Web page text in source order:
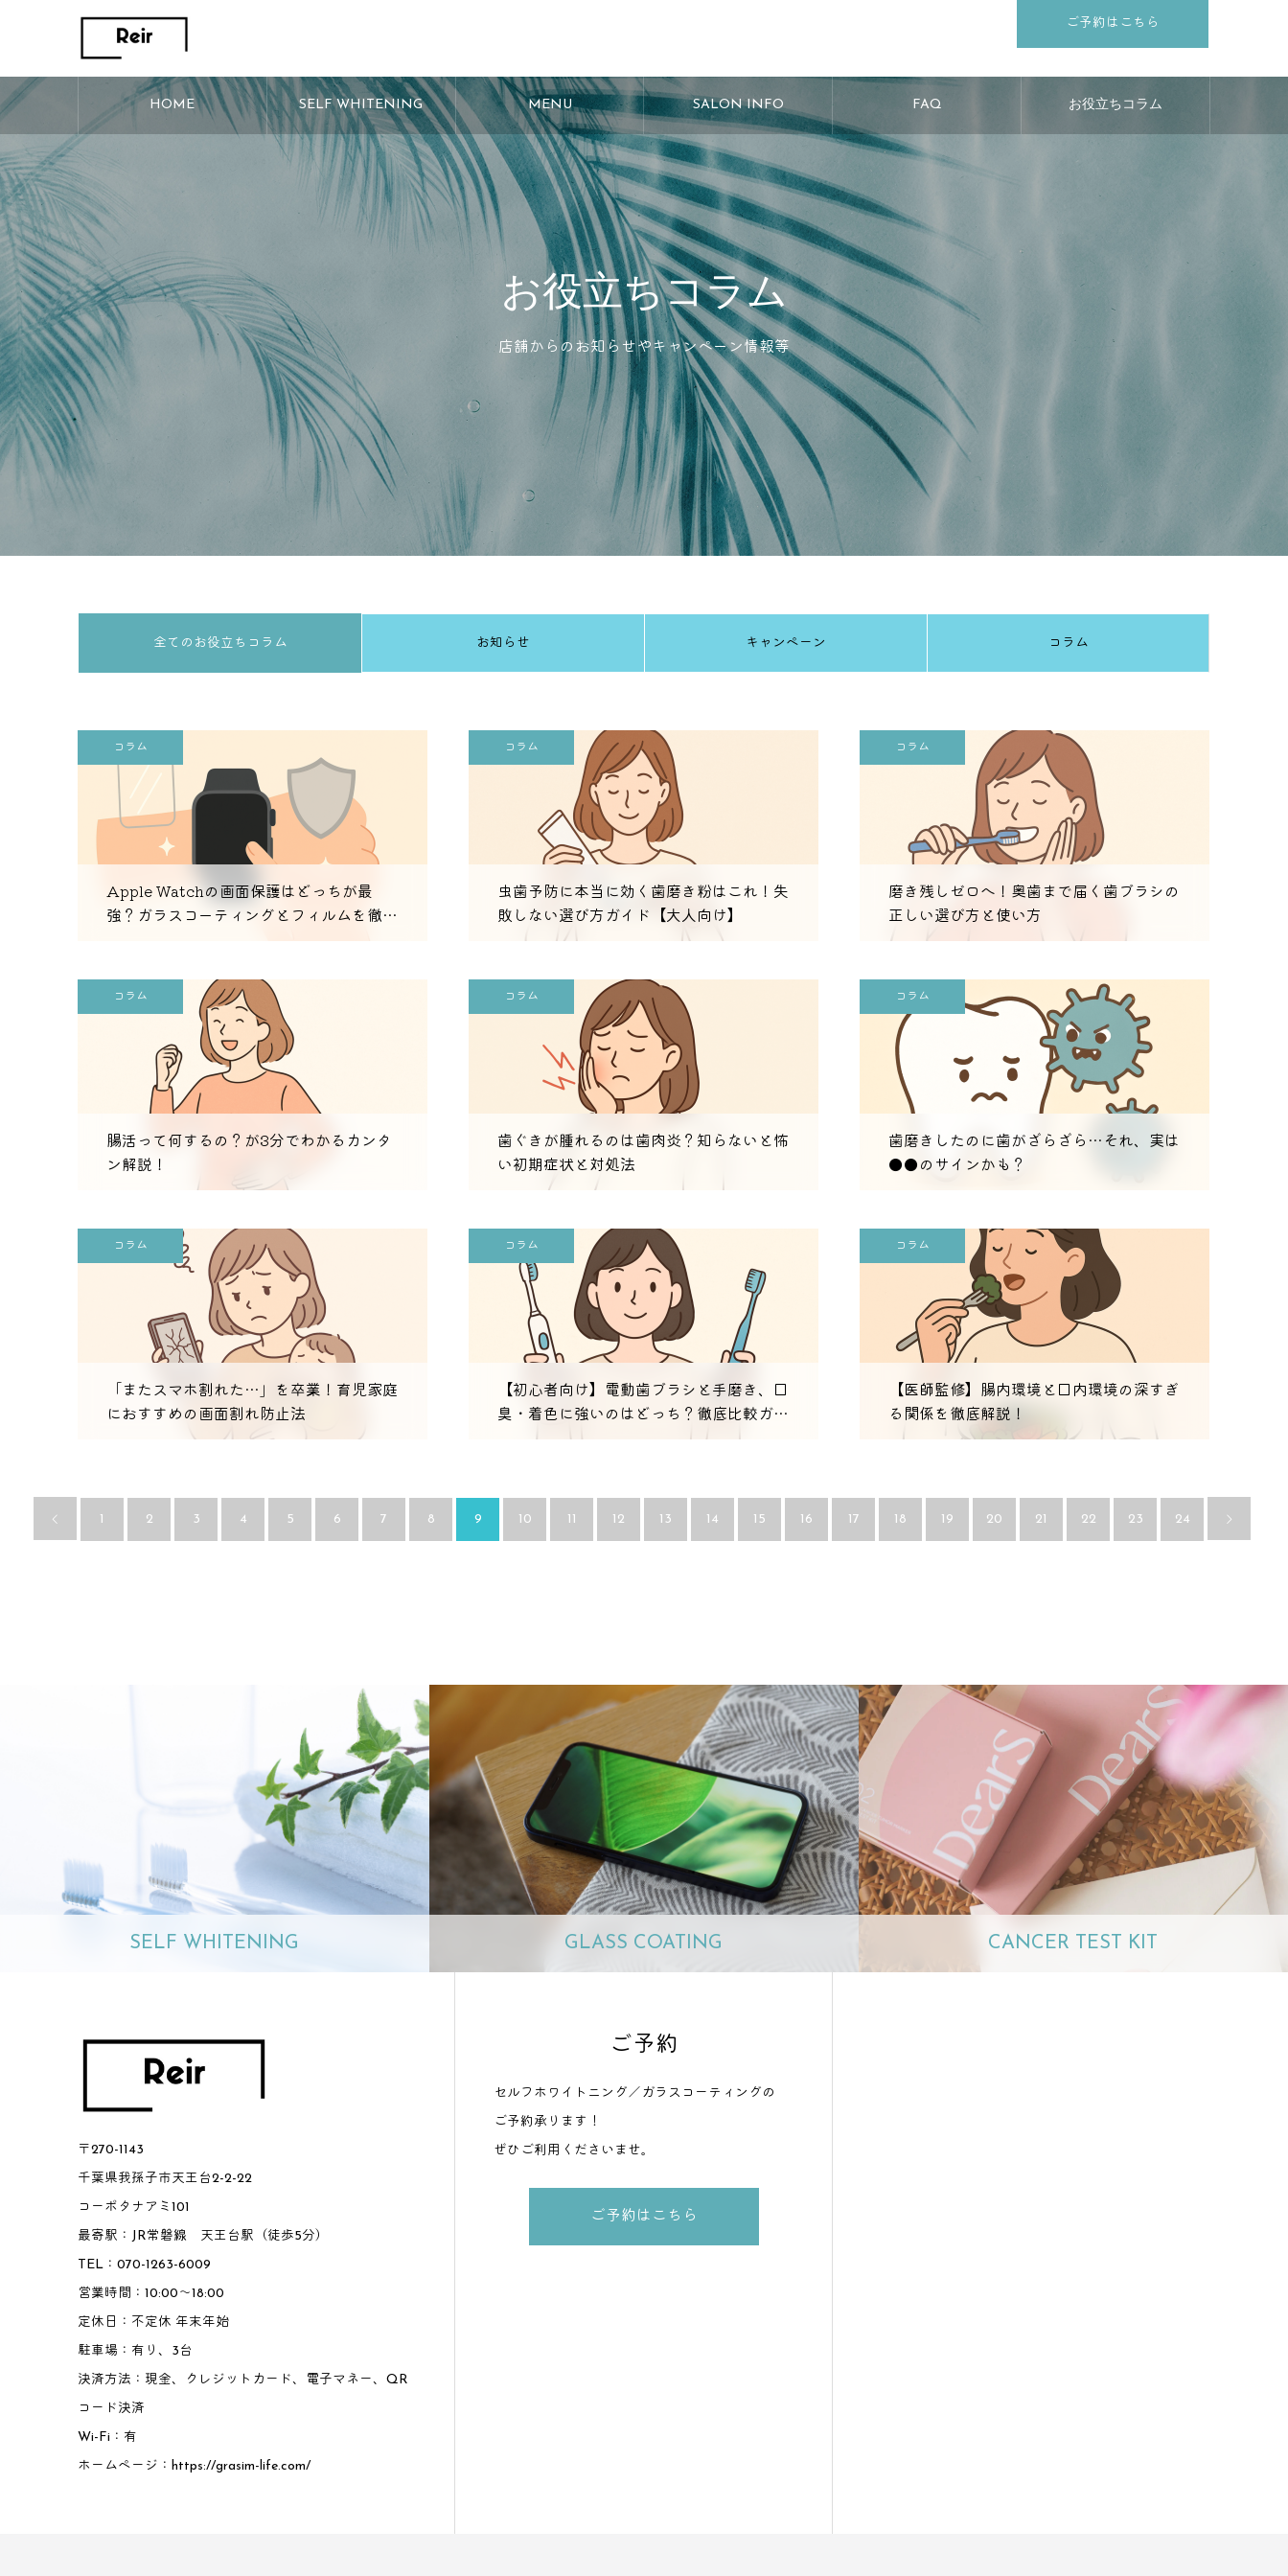
ご予約はこちら
HOME SELF WHITENING MENU SALON INFO FAQ お役立ちコラム
お役立ちコラム
店舗からのお知らせやキャンペーン情報等
全てのお役立ちコラム お知らせ キャンペーン コラム
コラム
Apple Watchの画面保護はどっちが最
強？ガラスコーティングとフィルムを徹底
コラム
虫歯予防に本当に効く歯磨き粉はこれ！失
敗しない選び方ガイド【大人向け】
コラム
磨き残しゼロへ！奥歯まで届く歯ブラシの
正しい選び方と使い方
コラム
腸活って何するの？が3分でわかるカンタ
ン解説！
コラム
歯ぐきが腫れるのは歯肉炎？知らないと怖
い初期症状と対処法
コラム
歯磨きしたのに歯がざらざら…それ、実は
●●のサインかも？
コラム
「またスマホ割れた…」を卒業！育児家庭
におすすめの画面割れ防止法
コラム
【初心者向け】電動歯ブラシと手磨き、口
臭・着色に強いのはどっち？徹底比較ガイ
コラム
【医師監修】腸内環境と口内環境の深すぎ
る関係を徹底解説！
1 2 3 4 5 6 7 8 9 10 11 12 13 14 15 16 17 18 19 20 21 22 23 24
SELF WHITENING GLASS COATING CANCER TEST KIT
〒270-1143
千葉県我孫子市天王台2-2-22
コーポタナアミ101
最寄駅：JR常磐線 天王台駅（徒歩5分）
TEL：070-1263-6009
営業時間：10:00～18:00
定休日：不定休 年末年始
駐車場：有り、3台
決済方法：現金、クレジットカード、電子マネー、QR
コード決済
Wi-Fi：有
ホームページ： https://grasim-life.com/
ご予約
セルフホワイトニング／ガラスコーティングの
ご予約承ります！
ぜひご利用くださいませ。
ご予約はこちら